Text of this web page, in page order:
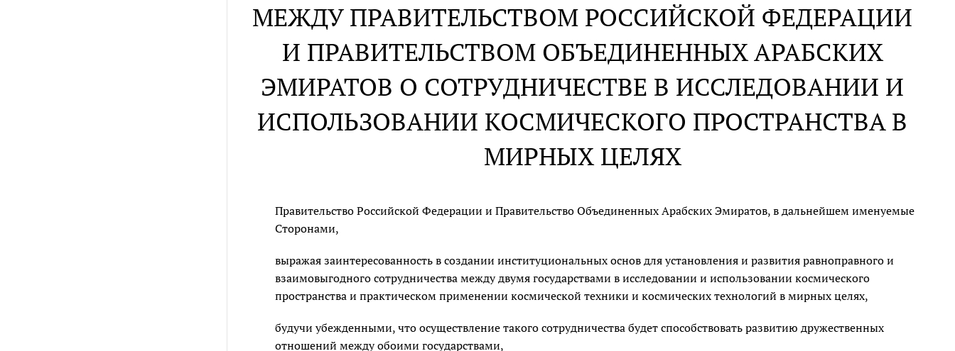
МЕЖДУ ПРАВИТЕЛЬСТВОМ РОССИЙСКОЙ ФЕДЕРАЦИИ
И ПРАВИТЕЛЬСТВОМ ОБЪЕДИНЕННЫХ АРАБСКИХ
ЭМИРАТОВ О СОТРУДНИЧЕСТВЕ В ИССЛЕДОВАНИИ И
ИСПОЛЬЗОВАНИИ КОСМИЧЕСКОГО ПРОСТРАНСТВА В
МИРНЫХ ЦЕЛЯХ
Правительство Российской Федерации и Правительство Объединенных Арабских Эмиратов, в дальнейшем именуемые
Сторонами,
выражая заинтересованность в создании институциональных основ для установления и развития равноправного и
взаимовыгодного сотрудничества между двумя государствами в исследовании и использовании космического
пространства и практическом применении космической техники и космических технологий в мирных целях,
будучи убежденными, что осуществление такого сотрудничества будет способствовать развитию дружественных
отношений между обоими государствами,